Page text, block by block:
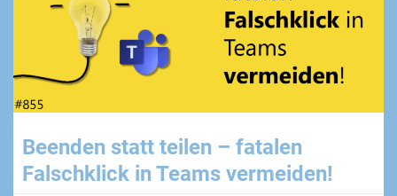
Beenden statt teilen – fatalen
Falschklick in Teams vermeiden!